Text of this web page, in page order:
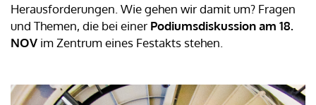
Herausforderungen. Wie gehen wir damit um? Fragen
und Themen, die bei einer Podiumsdiskussion am 18.
NOV im Zentrum eines Festakts stehen.